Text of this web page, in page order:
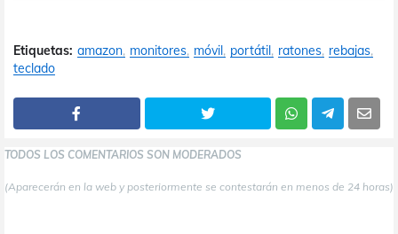
Etiquetas: amazon monitores móvil portátil ratones rebajas
teclado
TODOS LOS COMENTARIOS SON MODERADOS
(Aparecerán en la web y posteriormente se contestarán en menos de 24 horas)